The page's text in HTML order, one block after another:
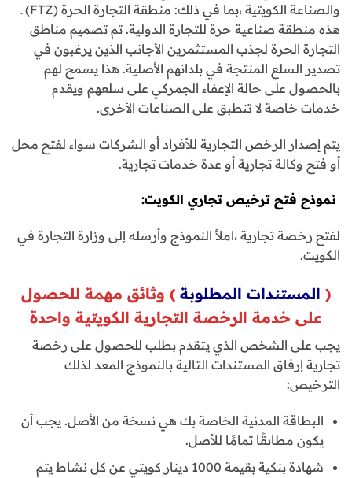
والصناعة الكويتية ،بما في ذلك: منطقة التجارة الحرة (FTZ) ـ
هذه منطقة صناعية حرة للتجارة الدولية. تم تصميم مناطق
التجارة الحرة لجذب المستثمرين الأجانب الذين يرغبون في
تصدير السلع المنتجة في بلدانهم الأصلية. هذا يسمح لهم
بالحصول على حالة الإعفاء الجمركي على سلعهم ويقدم
خدمات خاصة لا تنطبق على الصناعات الأخرى.
يتم إصدار الرخص التجارية للأفراد أو الشركات سواء لفتح محل
أو فتح وكالة تجارية أو عدة خدمات تجارية.
نموذج فتح ترخيص تجاري الكويت:
لفتح رخصة تجارية ،املأ النموذج وأرسله إلى وزارة التجارة في
الكويت.
( المستندات المطلوبة ) وثائق مهمة للحصول
على خدمة الرخصة التجارية الكويتية واحدة
يجب على الشخص الذي يتقدم بطلب للحصول على رخصة
تجارية إرفاق المستندات التالية بالنموذج المعد لذلك
الترخيص:
البطاقة المدنية الخاصة بك هي نسخة من الأصل. يجب أن
يكون مطابقًا تمامًا للأصل.
شهادة بنكية بقيمة 1000 دينار كويتي عن كل نشاط يتم